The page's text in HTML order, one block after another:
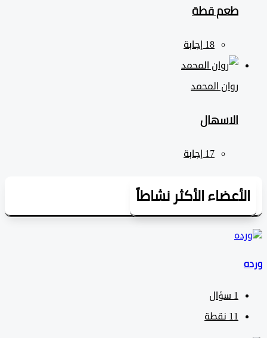
طعم قطة
روان المحمد
الاسهال
الأكثر نشاطاً
سؤال
نقطة